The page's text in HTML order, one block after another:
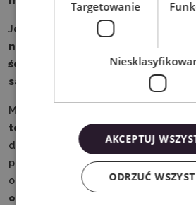
Jest niezastąpiony przy tworzeniu
naklejek, etykiet, oznaczeń
ściennych, naklejek na balony i
samochody
Możesz również przygotowywać
torby, czapki czy tekstylia
doskonałym wyborem dla firm
personalizacją produktów. W
otrzymasz podajnik do folii z
odcinakiem
, co uczyni cięcie
Targetowanie
AKCEPTUJ
ODRZUĆ